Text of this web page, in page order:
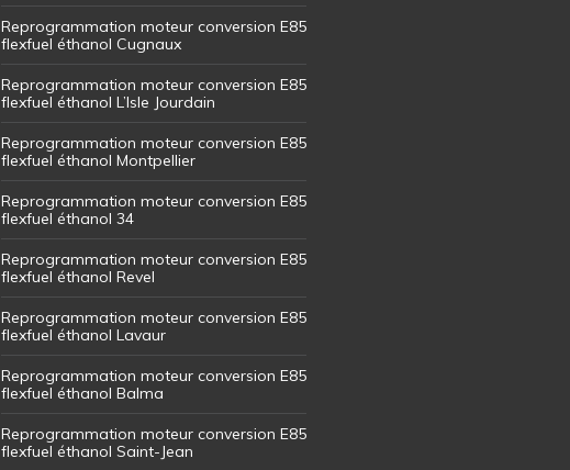
Reprogrammation moteur conversion E85
flexfuel éthanol Cugnaux
Reprogrammation moteur conversion E85
flexfuel éthanol L’Isle Jourdain
Reprogrammation moteur conversion E85
flexfuel éthanol Montpellier
Reprogrammation moteur conversion E85
flexfuel éthanol 34
Reprogrammation moteur conversion E85
flexfuel éthanol Revel
Reprogrammation moteur conversion E85
flexfuel éthanol Lavaur
Reprogrammation moteur conversion E85
flexfuel éthanol Balma
Reprogrammation moteur conversion E85
flexfuel éthanol Saint-Jean